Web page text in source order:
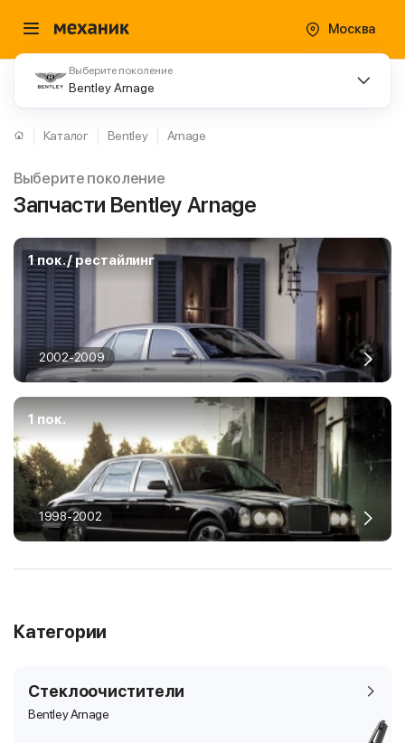
Москва
Выберите поколение
Bentley Arnage
Каталог Bentley Arnage
Выберите поколение
Запчасти Bentley Arnage
1 пок. / рестайлинг
2002-2009
1 пок.
1998-2002
Категории
Стеклоочистители
Bentley Arnage